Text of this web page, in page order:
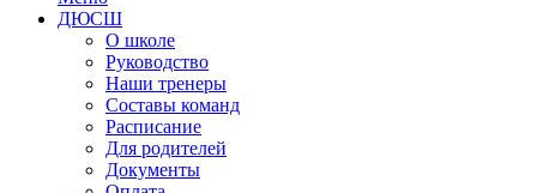
ДЮСШ
О школе
Руководство
Наши тренеры
Составы команд
Расписание
Для родителей
Документы